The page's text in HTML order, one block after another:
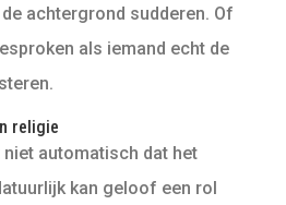
achtergrond sudderen. Of
als iemand echt de
religie
automatisch dat het
kan geloof een rol